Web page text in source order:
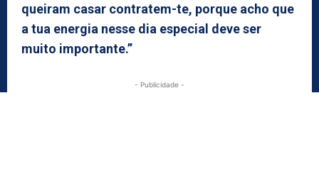
queiram casar contratem-te, porque acho que
a tua energia nesse dia especial deve ser
muito importante.”
- Publicidade -